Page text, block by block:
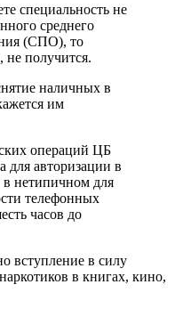
специальность не
среднего
(СПО), то
получится.
наличных в
им
операций ЦБ
для авторизации в
в нетипичном для
телефонных
часов до
вступление в силу
в книгах, кино,